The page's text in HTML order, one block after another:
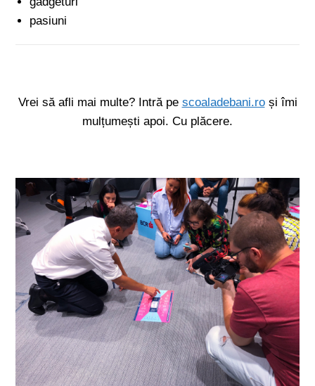
pasiuni
Vrei să afli mai multe? Intră pe scoaladebani.roși îmi
mulțumești apoi. Cu plăcere.